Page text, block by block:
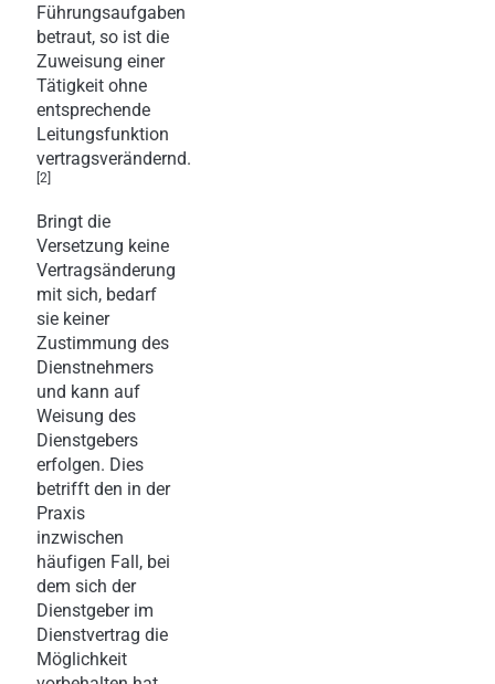
Führungsaufgaben
betraut, so ist die
Zuweisung einer
Tätigkeit ohne
entsprechende
Leitungsfunktion
vertragsverändernd.
[2]
Bringt die
Versetzung keine
Vertragsänderung
mit sich, bedarf
sie keiner
Zustimmung des
Dienstnehmers
und kann auf
Weisung des
Dienstgebers
erfolgen. Dies
betrifft den in der
Praxis
inzwischen
häufigen Fall, bei
dem sich der
Dienstgeber im
Dienstvertrag die
Möglichkeit